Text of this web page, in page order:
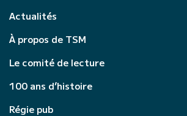
Actualités
À propos de TSM
Le comité de lecture
100 ans d’histoire
Régie pub